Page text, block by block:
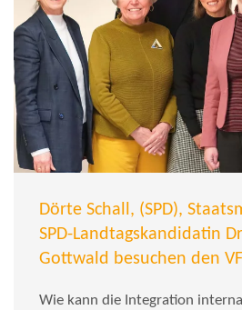
Dörte Schall, (SPD),
SPD-Landtagskandidatin
Gottwald besuchen den
Wie kann die Integration